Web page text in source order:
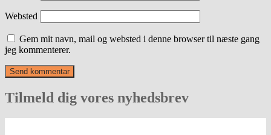
Websted
Gem mit navn, mail og websted i denne browser til næste gang
jeg kommenterer.
Tilmeld dig vores nyhedsbrev